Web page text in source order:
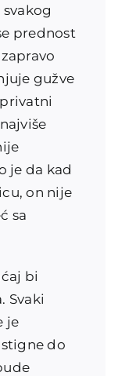
prednost
gužve
je da kad
on nije
sa
bi
Svaki
je
do